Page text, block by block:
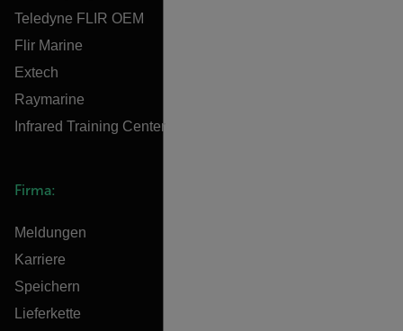
Teledyne FLIR OEM
Flir Marine
Extech
Raymarine
Infrared Training Center
Firma:
Meldungen
Karriere
Speichern
Lieferkette